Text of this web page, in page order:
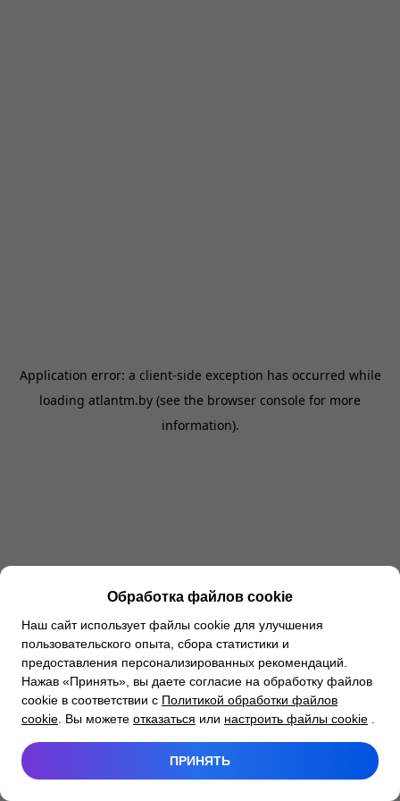
Application error: a client-side exception has occurred while
loading atlantm.by (see the browser console for more
information).
Обработка файлов cookie
Наш сайт использует файлы cookie для улучшения
пользовательского опыта, сбора статистики и
предоставления персонализированных рекомендаций.
Нажав «Принять», вы даете согласие на обработку файлов
cookie в соответствии с Политикой обработки файлов
cookie . Вы можете отказаться или настроить файлы cookie
ПРИНЯТЬ